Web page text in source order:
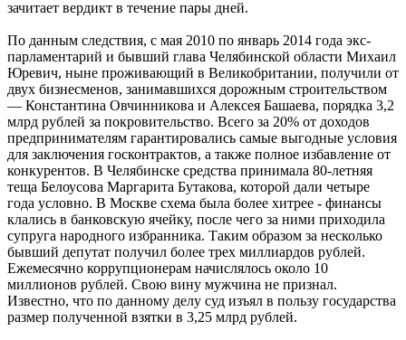
зачитает вердикт в течение пары дней.
По данным следствия, с мая 2010 по январь 2014 года экс-
парламентарий и бывший глава Челябинской области Михаил
Юревич, ныне проживающий в Великобритании, получили от
двух бизнесменов, занимавшихся дорожным строительством
— Константина Овчинникова и Алексея Башаева, порядка 3,2
млрд рублей за покровительство. Всего за 20% от доходов
предпринимателям гарантировались самые выгодные условия
для заключения госконтрактов, а также полное избавление от
конкурентов. В Челябинске средства принимала 80-летняя
теща Белоусова Маргарита Бутакова, которой дали четыре
года условно. В Москве схема была более хитрее - финансы
клались в банковскую ячейку, после чего за ними приходила
супруга народного избранника. Таким образом за несколько
бывший депутат получил более трех миллиардов рублей.
Ежемесячно коррупционерам начислялось около 10
миллионов рублей. Свою вину мужчина не признал.
Известно, что по данному делу суд изъял в пользу государства
размер полученной взятки в 3,25 млрд рублей.